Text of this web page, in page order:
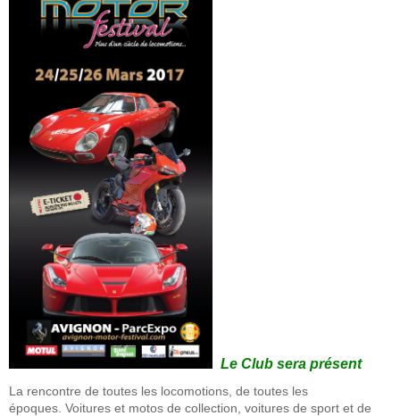
Le Club sera présent
La rencontre de toutes les locomotions, de toutes les
époques. Voitures et motos de collection, voitures de sport et de